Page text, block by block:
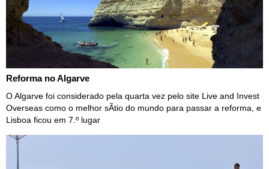
Reforma no Algarve
O Algarve foi considerado pela quarta vez pelo site Live and Invest
Overseas como o melhor sÃ­tio do mundo para passar a reforma, e
Lisboa ficou em 7.º lugar